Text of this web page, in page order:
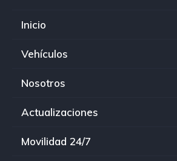
Inicio
Vehículos
Nosotros
Actualizaciones
Movilidad 24/7